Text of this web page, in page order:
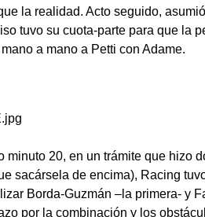
la realidad. Acto seguido,
tuvo su cuota-parte para que la
a mano a Petti con Adame.
minuto 20, en un trámite que hizo
sacársela de encima), Racing
Borda-Guzmán –la primera- y
por la combinación y los